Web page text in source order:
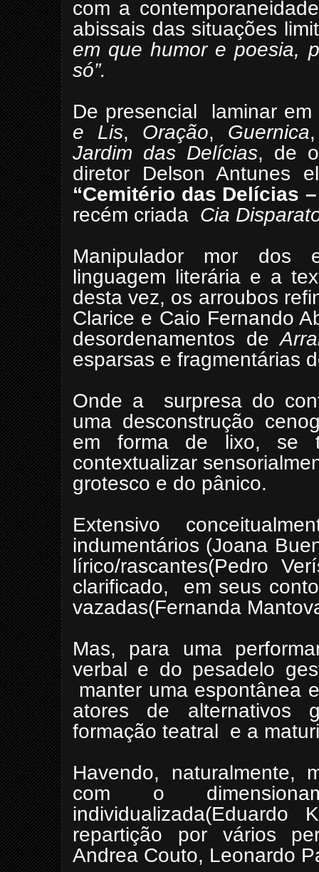
com a
abissais das situações
em que humor e poesia,
só”.
De presencial laminar
e Lis, Oração, Guernica
Jardim das Delícias, de
diretor Delson Antunes
“Cemitério das Delícias
recém criada Cia
Manipulador mor dos
linguagem literária e a
desta vez, os arroubos
Clarice e Caio Fernando
desordenamentos de
esparsas e fragmentárias
Onde a surpresa do
uma desconstrução
em forma de lixo, se
contextualizar
grotesco e do pânico.
Extensivo
indumentários (Joana
lírico/rascantes(Pedro
clarificado, em seus
vazadas(Fernanda
Mas, para uma
verbal e do pesadelo
manter uma espontânea
atores de alternativos
formação teatral e a
Havendo, naturalmente,
com o
individualizada(Eduardo
repartição por vários
Andrea Couto, Leonardo